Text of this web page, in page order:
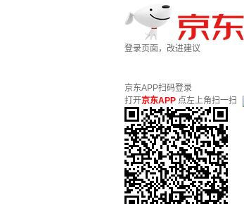
登录页面，改进建议
京东APP扫码登录
打开京东APP 点左上角扫一扫